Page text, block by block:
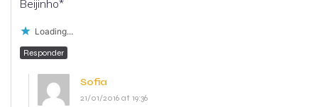
Beijinho*
Loading...
Responder
Sofia
21/01/2016 at 19:36